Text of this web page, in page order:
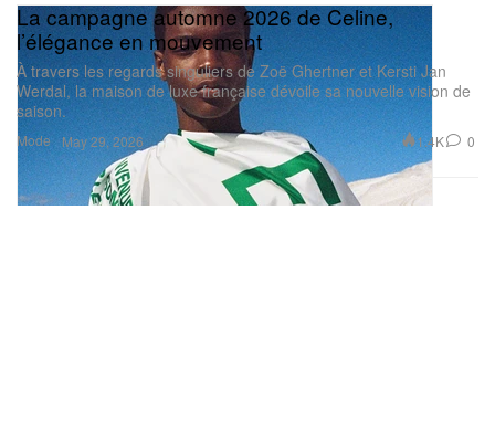
Mode
La campagne automne 2026 de Celine,
l’élégance en mouvement
À travers les regards singuliers de Zoë Ghertner et Kersti Jan
Werdal, la maison de luxe française dévoile sa nouvelle vision de
saison.
May 29, 2026 1.4K 0